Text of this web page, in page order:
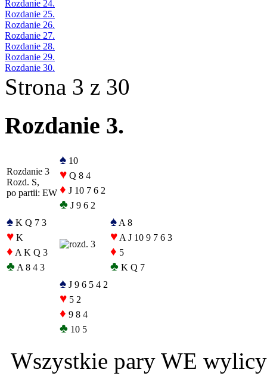
Rozdanie 24.
Rozdanie 25.
Rozdanie 26.
Rozdanie 27.
Rozdanie 28.
Rozdanie 29.
Rozdanie 30.
Strona 3 z 30
Rozdanie 3.
Rozdanie 3
Rozd. S,
po partii: EW
♠ 10
♥ Q 8 4
♦ J 10 7 6 2
♣ J 9 6 2
♠ K Q 7 3
♥ K
♦ A K Q 3
♣ A 8 4 3
♠ A 8
♥ A J 10 9 7 6 3
♦ 5
♣ K Q 7
♠ J 9 6 5 4 2
♥ 5 2
♦ 9 8 4
♣ 10 5
Wszystkie pary WE